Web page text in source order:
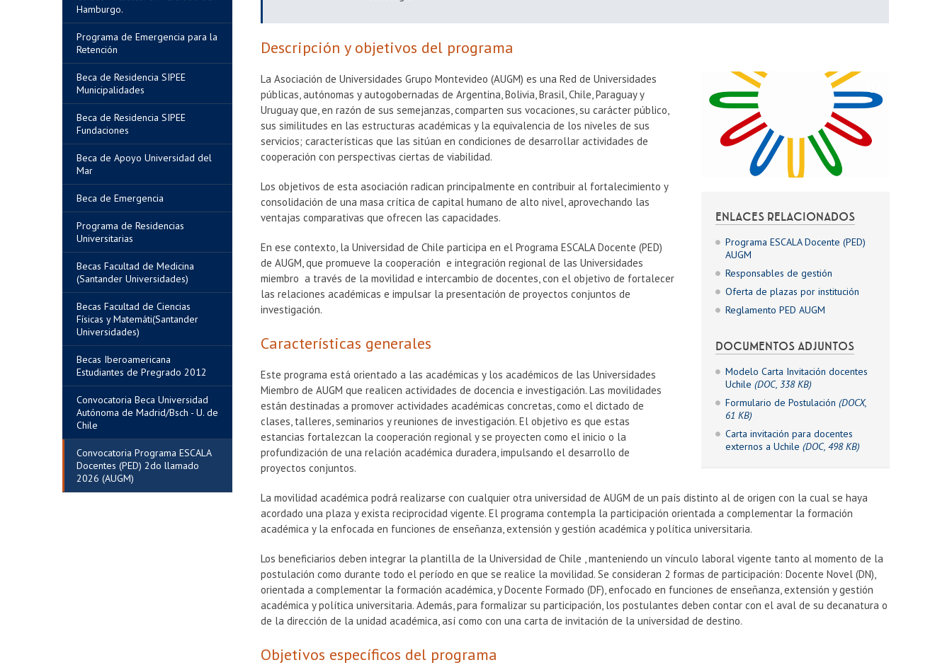
Hamburgo.
Programa de Emergencia para la
Retención
Beca de Residencia SIPEE
Municipalidades
Beca de Residencia SIPEE
Fundaciones
Beca de Apoyo Universidad del
Mar
Beca de Emergencia
Programa de Residencias
Universitarias
Becas Facultad de Medicina
(Santander Universidades)
Becas Facultad de Ciencias
Físicas y Matemáti(Santander
Universidades)
Becas Iberoamericana
Estudiantes de Pregrado 2012
Convocatoria Beca Universidad
Autónoma de Madrid/Bsch - U. de
Chile
Convocatoria Programa ESCALA
Docentes (PED) 2do llamado
2026 (AUGM)
Descripción y objetivos del programa
ENLACES RELACIONADOS
Programa ESCALA Docente (PED)
AUGM
Responsables de gestión
Oferta de plazas por institución
Reglamento PED AUGM
DOCUMENTOS ADJUNTOS
Modelo Carta Invitación docentes
Uchile (DOC, 338 KB)
Formulario de Postulación (DOCX,
61 KB)
Carta invitación para docentes
externos a Uchile (DOC, 498 KB)
La Asociación de Universidades Grupo Montevideo (AUGM) es una Red de Universidades
públicas, autónomas y autogobernadas de Argentina, Bolivia, Brasil, Chile, Paraguay y
Uruguay que, en razón de sus semejanzas, comparten sus vocaciones, su carácter público,
sus similitudes en las estructuras académicas y la equivalencia de los niveles de sus
servicios; características que las sitúan en condiciones de desarrollar actividades de
cooperación con perspectivas ciertas de viabilidad.
Los objetivos de esta asociación radican principalmente en contribuir al fortalecimiento y
consolidación de una masa crítica de capital humano de alto nivel, aprovechando las
ventajas comparativas que ofrecen las capacidades.
En ese contexto, la Universidad de Chile participa en el Programa ESCALA Docente (PED)
de AUGM, que promueve la cooperación e integración regional de las Universidades
miembro a través de la movilidad e intercambio de docentes, con el objetivo de fortalecer
las relaciones académicas e impulsar la presentación de proyectos conjuntos de
investigación.
Características generales
Este programa está orientado a las académicas y los académicos de las Universidades
Miembro de AUGM que realicen actividades de docencia e investigación. Las movilidades
están destinadas a promover actividades académicas concretas, como el dictado de
clases, talleres, seminarios y reuniones de investigación. El objetivo es que estas
estancias fortalezcan la cooperación regional y se proyecten como el inicio o la
profundización de una relación académica duradera, impulsando el desarrollo de
proyectos conjuntos.
La movilidad académica podrá realizarse con cualquier otra universidad de AUGM de un país distinto al de origen con la cual se haya
acordado una plaza y exista reciprocidad vigente. El programa contempla la participación orientada a complementar la formación
académica y la enfocada en funciones de enseñanza, extensión y gestión académica y política universitaria.
Los beneficiarios deben integrar la plantilla de la Universidad de Chile , manteniendo un vínculo laboral vigente tanto al momento de la
postulación como durante todo el período en que se realice la movilidad. Se consideran 2 formas de participación: Docente Novel (DN),
orientada a complementar la formación académica, y Docente Formado (DF), enfocado en funciones de enseñanza, extensión y gestión
académica y política universitaria. Además, para formalizar su participación, los postulantes deben contar con el aval de su decanatura o
de la dirección de la unidad académica, así como con una carta de invitación de la universidad de destino.
Objetivos específicos del programa